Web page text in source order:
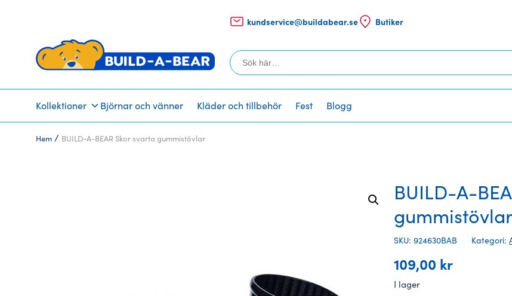
kundservice@buildabear.se Butiker
Sök
efter:
Kollektioner Björnar och vänner Kläder och tillbehör Fest Blogg
Hem / BUILD-A-BEAR Skor svarta gummistövlar
BUILD-A-
gummistövlar
SKU: 924630BAB Kategori:
109,00 kr
I lager